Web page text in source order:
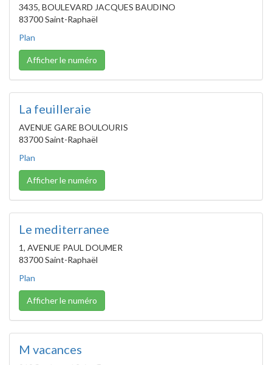
3435, BOULEVARD JACQUES BAUDINO
83700 Saint-Raphaël
Plan
Afficher le numéro
La feuilleraie
AVENUE GARE BOULOURIS
83700 Saint-Raphaël
Plan
Afficher le numéro
Le mediterranee
1, AVENUE PAUL DOUMER
83700 Saint-Raphaël
Plan
Afficher le numéro
M vacances